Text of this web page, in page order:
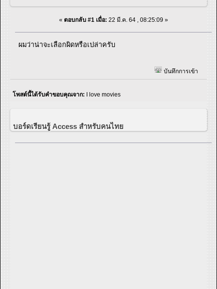
« ตอบกลับ #1 เมื่อ: 22 มี.ค. 64 , 08:25:09 »
ผมว่าน่าจะเลือกผิดหรือเปล่าครับ
บันทึกการเข้า
โพสต์นี้ได้รับคำขอบคุณจาก: I love movies
บอร์ดเรียนรู้ Access สำหรับคนไทย